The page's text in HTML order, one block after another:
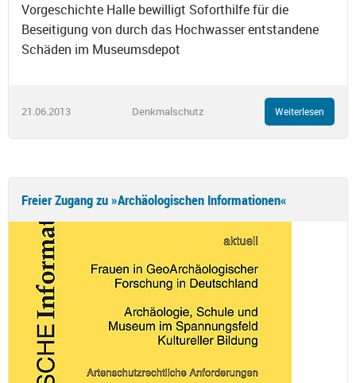
Vorgeschichte Halle bewilligt Soforthilfe für die
Beseitigung von durch das Hochwasser entstandene
Schäden im Museumsdepot
21.06.2013 Denkmalschutz Weiterlesen
Freier Zugang zu »Archäologischen Informationen«